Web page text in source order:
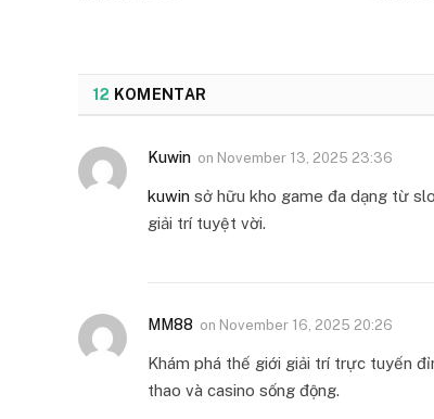
12 KOMENTAR
Kuwin on November 13, 2025 23:36
kuwin sở hữu kho game đa dạng từ
giải trí tuyệt vời.
MM88 on November 16, 2025 20:26
Khám phá thế giới giải trí trực tuyến
thao và casino sống động.